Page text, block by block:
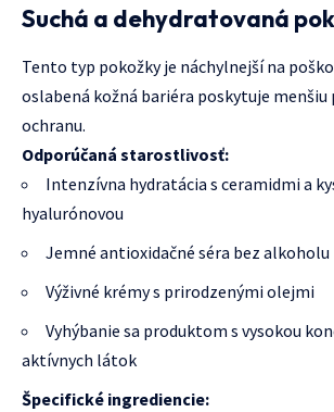
Suchá a dehydratovaná
Tento typ pokožky je náchylnejší na
oslabená kožná bariéra poskytuje menšiu
ochranu.
Odporúčaná starostlivosť:
Intenzívna hydratácia s ceramidmi a
hyalurónovou
Jemné antioxidačné séra bez alkoholu
Výživné krémy s prirodzenými olejmi
Vyhýbanie sa produktom s vysokou
aktívnych látok
Špecifické ingrediencie: